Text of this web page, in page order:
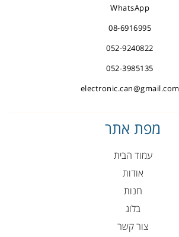
WhatsApp
08-6916995
052-9240822
052-3985135
electronic.can@gmail.com
מפת אתר
עמוד הבית
אודות
חנות
בלוג
צור קשר